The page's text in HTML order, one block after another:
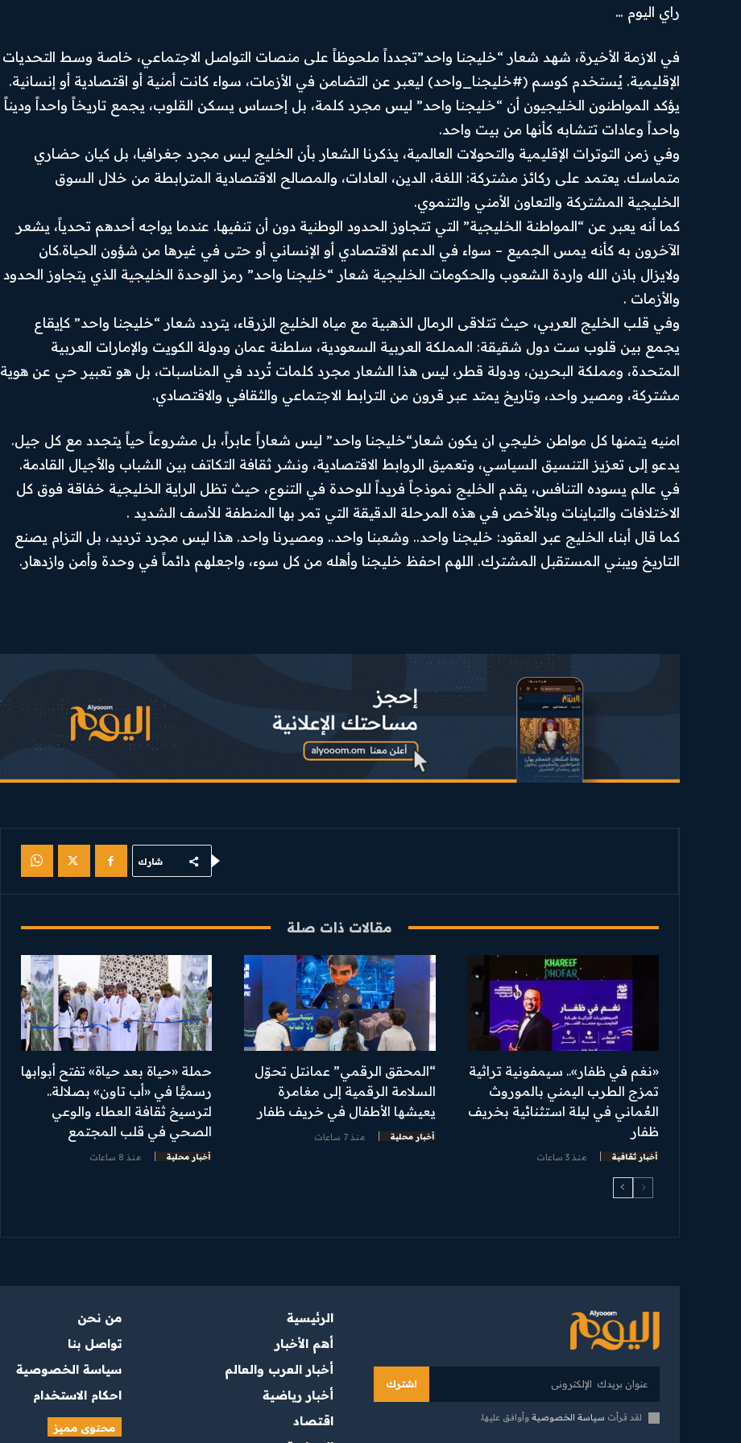
News
SUBSCRIBE
Privacy Policy
.
أهم الأخبار
أخبار العرب
والعالم
أخبار رياضية
السياسة
المحافظات
رأي اليوم
تواصل بنا
سياسة
الخصوصية
احكام
PREMIUM
CONTENT
Instagram
Youtube
© Newspaper WordPress Theme by TagDiv
راي اليوم …
في الازمة الأخيرة، شهد شعار “خليجنا واحد”تجدداً ملحوظاً على منصات التواصل الاجتماعي، خاصة وسط التحديات
الإقليمية. يُستخدم كوسم (#خليجنا_واحد) ليعبر عن التضامن في الأزمات، سواء كانت أمنية أو اقتصادية أو إنسانية.
يؤكد المواطنون الخليجيون أن “خليجنا واحد” ليس مجرد كلمة، بل إحساس يسكن القلوب، يجمع تاريخاً واحداً وديناً
واحداً وعادات تتشابه كأنها من بيت واحد.
وفي زمن التوترات الإقليمية والتحولات العالمية، يذكرنا الشعار بأن الخليج ليس مجرد جغرافيا، بل كيان حضاري
متماسك. يعتمد على ركائز مشتركة: اللغة، الدين، العادات، والمصالح الاقتصادية المترابطة من خلال السوق
الخليجية المشتركة والتعاون الأمني والتنموي.
كما أنه يعبر عن “المواطنة الخليجية” التي تتجاوز الحدود الوطنية دون أن تنفيها. عندما يواجه أحدهم تحدياً، يشعر
الآخرون به كأنه يمس الجميع – سواء في الدعم الاقتصادي أو الإنساني أو حتى في غيرها من شؤون الحياة.كان
ولايزال باذن الله واردة الشعوب والحكومات الخليجية شعار “خليجنا واحد” رمز الوحدة الخليجية الذي يتجاوز الحدود
والأزمات .
وفي قلب الخليج العربي، حيث تتلاقى الرمال الذهبية مع مياه الخليج الزرقاء، يتردد شعار “خليجنا واحد” كإيقاع
يجمع بين قلوب ست دول شقيقة: المملكة العربية السعودية، سلطنة عمان ودولة الكويت والإمارات العربية
المتحدة، ومملكة البحرين، ودولة قطر، ليس هذا الشعار مجرد كلمات تُردد في المناسبات، بل هو تعبير حي عن هوية
مشتركة، ومصير واحد، وتاريخ يمتد عبر قرون من الترابط الاجتماعي والثقافي والاقتصادي.
امنيه يتمنها كل مواطن خليجي ان يكون شعار“خليجنا واحد” ليس شعاراً عابراً، بل مشروعاً حياً يتجدد مع كل جيل.
يدعو إلى تعزيز التنسيق السياسي، وتعميق الروابط الاقتصادية، ونشر ثقافة التكاتف بين الشباب والأجيال القادمة.
في عالم يسوده التنافس، يقدم الخليج نموذجاً فريداً للوحدة في التنوع، حيث تظل الراية الخليجية خفاقة فوق كل
الاختلافات والتباينات وبالأخص في هذه المرحلة الدقيقة التي تمر بها المنطفة للأسف الشديد .
كما قال أبناء الخليج عبر العقود: خليجنا واحد.. وشعبنا واحد.. ومصيرنا واحد. هذا ليس مجرد ترديد، بل التزام يصنع
التاريخ ويبني المستقبل المشترك. اللهم احفظ خليجنا وأهله من كل سوء، واجعلهم دائماً في وحدة وأمن وازدهار.
شارك
مقالات ذات صلة
«نغم في ظفار».. سيمفونية تراثية
تمزج الطرب اليمني بالموروث
العُماني في ليلة استثنائية بخريف
ظفار
أخبار ثقافية منذ 3 ساعات
“المحقق الرقمي” عمانتل تحوّل
السلامة الرقمية إلى مغامرة
يعيشها الأطفال في خريف ظفار
أخبار محلية منذ 7 ساعات
​حملة «حياة بعد حياة» تفتح أبوابها
رسميًّا في «أب تاون» بصلالة..
لترسيخ ثقافة العطاء والوعي
الصحي في قلب المجتمع
أخبار محلية منذ 8 ساعات
اشترك
لقد قرأت سياسة الخصوصية وأوافق عليها.
الرئيسية
أهم الأخبار
أخبار العرب والعالم
أخبار رياضية
اقتصاد
من نحن
تواصل بنا
سياسة الخصوصية
احكام الاستخدام
محتوى مميز